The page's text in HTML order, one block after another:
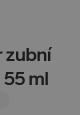
zubní
ml